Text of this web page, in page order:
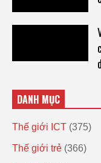
DANH MỤC
Thế giới ICT (375)
Thế giới trẻ (366)